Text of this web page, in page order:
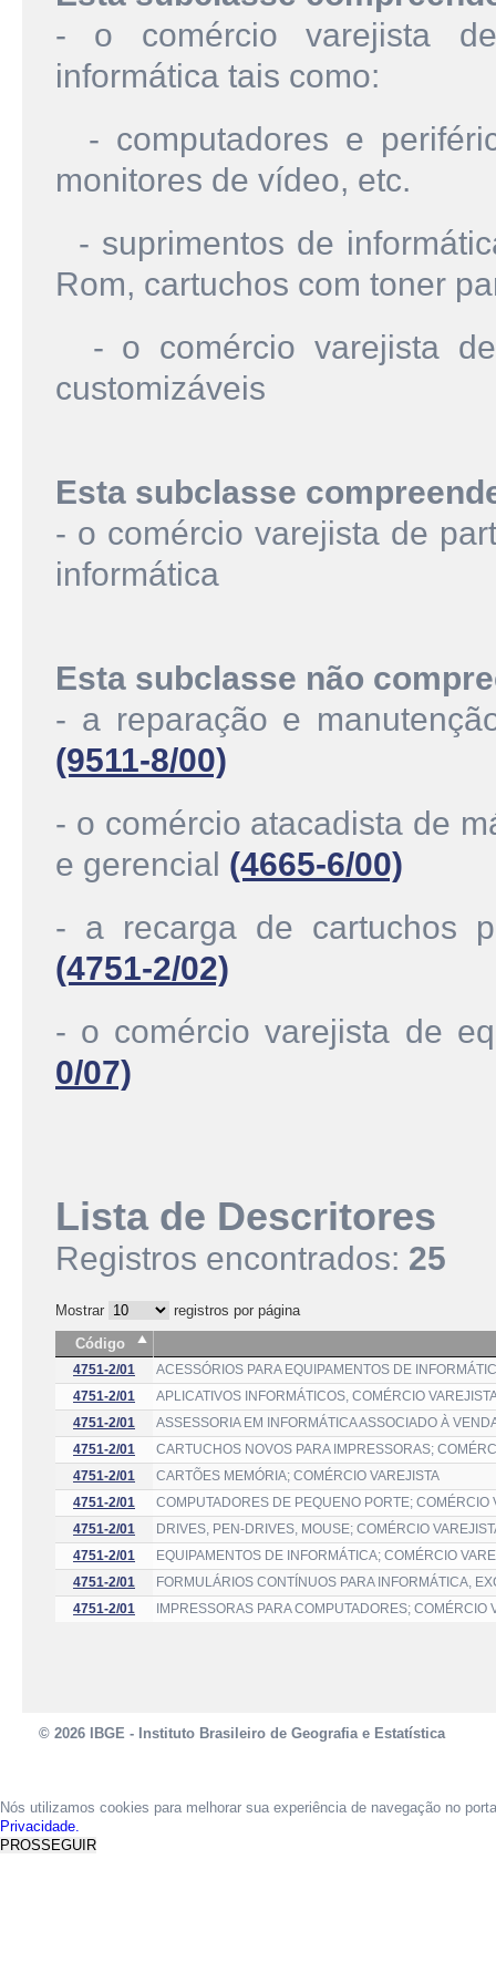
- o comércio varejista
informática tais como:
- computadores e
monitores de vídeo, etc.
- suprimentos de
Rom, cartuchos com toner
- o comércio varejista
customizáveis
Esta subclasse
- o comércio varejista de
informática
Esta subclasse não
- a reparação e
(9511-8/00)
- o comércio atacadista de
e gerencial (4665-6/00)
- a recarga de cartuchos
(4751-2/02)
- o comércio varejista de
0/07)
Lista de Descritores
Registros encontrados: 25
Mostrar
registros por página
Código
4751-2/01
ACESSÓRIOS PARA EQUIPAMENTOS DE
4751-2/01
APLICATIVOS INFORMÁTICOS, COMÉRCIO
4751-2/01
ASSESSORIA EM INFORMÁTICA ASSOCIADO À
4751-2/01
CARTUCHOS NOVOS PARA IMPRESSORAS;
4751-2/01
CARTÕES MEMÓRIA; COMÉRCIO VAREJISTA
4751-2/01
COMPUTADORES DE PEQUENO PORTE; COMÉRCIO
4751-2/01
DRIVES, PEN-DRIVES, MOUSE; COMÉRCIO
4751-2/01
EQUIPAMENTOS DE INFORMÁTICA; COMÉRCIO
4751-2/01
FORMULÁRIOS CONTÍNUOS PARA INFORMÁTICA,
4751-2/01
IMPRESSORAS PARA COMPUTADORES; COMÉRCIO
© 2026 IBGE - Instituto Brasileiro de Geografia e Estatística
Nós utilizamos cookies para melhorar sua experiência de navegação no
Privacidade.
PROSSEGUIR